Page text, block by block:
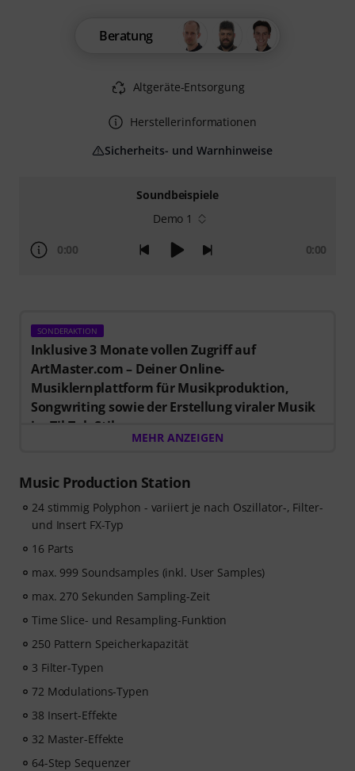
Soundbeispiele
Demo 1
0:00 0:00
SONDERAKTION
Inklusive 3 Monate vollen Zugriff auf
ArtMaster.com – Deiner Online-
Musiklernplattform für Musikproduktion,
Songwriting sowie der Erstellung viraler Musik
im TikTok-Stil.
Beim Kauf dieses Artikels im Zeitraum vom 15.07. bis
im Wert von 59 EUR für 3 Monate vollen Zugriff auf
Themen zu modernen Produktionstechniken, Beat-
Erstellung, Vocal-Editing, kreative Arbeitsabläufe und
content-ready Sounddesign.
zusammen mit Branchenprofis wie Sam Pounds (Chris
Brown, Dr. Dre), Printz Board (Black Eyed Peas, Justin
Timberlake) und Chris Kasych (Adele, Beck, Pharrell
Williams) entwickelt wurde. Lerne aus über 500
Videolektionen für Produzenten, Kreative und
Songwriter – von DAW-Produktion über Mixing-
Grundlagen und Arrangements bis hin zu Hooks für
fertige Tracks zu machen.
MEHR ANZEIGEN
Music Production Station
24 stimmig Polyphon - variiert je nach Oszillator-, Filter-
und Insert FX-Typ
16 Parts
max. 999 Soundsamples (inkl. User Samples)
max. 270 Sekunden Sampling-Zeit
Time Slice- und Resampling-Funktion
250 Pattern Speicherkapazität
3 Filter-Typen
72 Modulations-Typen
38 Insert-Effekte
32 Master-Effekte
64-Step Sequenzer
Beratung
Altgeräte-Entsorgung
Herstellerinformationen
Sicherheits- und Warnhinweise